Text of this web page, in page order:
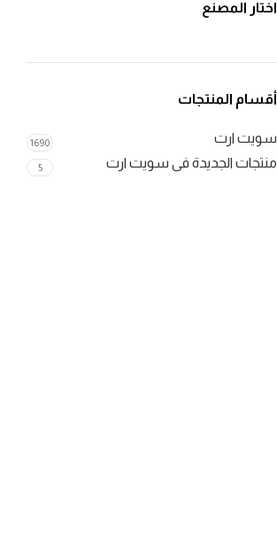
اختار المصنع
أقسام المنتجات
سويت ارت 1690
منتجات الجديدة فى سويت ارت 5